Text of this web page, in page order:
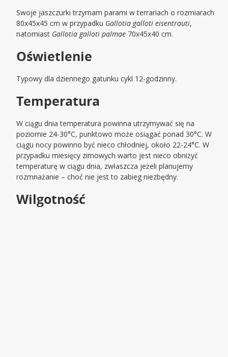
Swoje jaszczurki trzymam parami w terrariach o rozmiarach
80x45x45 cm w przypadku Gallotia galloti eisentrauti,
natomiast Gallotia galloti palmae 70x45x40 cm.
Oświetlenie
Typowy dla dziennego gatunku cykl 12-godzinny.
Temperatura
W ciągu dnia temperatura powinna utrzymywać się na
poziomie 24-30°C, punktowo może osiągać ponad 30°C. W
ciągu nocy powinno być nieco chłodniej, około 22-24°C. W
przypadku miesięcy zimowych warto jest nieco obniżyć
temperaturę w ciągu dnia, zwłaszcza jeżeli planujemy
rozmnażanie – choć nie jest to zabieg niezbędny.
Wilgotność